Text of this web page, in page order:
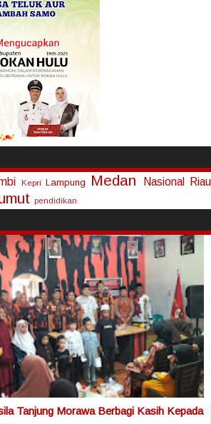
Kepri Lampung Medan Nasional Riau
pendidikan
Tanjung Morawa Berbagi Kasih Kepada